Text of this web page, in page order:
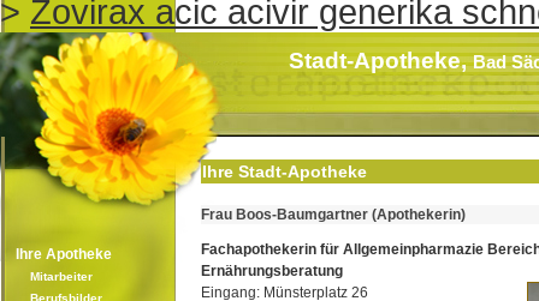
> Zovirax acic acivir generika
Stadt-Apotheke,Bad
Ihre Apotheke
Mitarbeiter
Berufsbilder
Ihre Stadt-Apotheke
Frau Boos-Baumgartner (Apothekerin)
Fachapothekerin für Allgemeinpharmazie
Ernährungsberatung
Eingang: Münsterplatz 26